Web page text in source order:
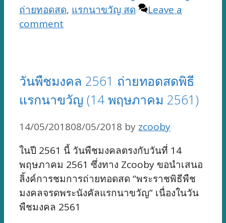
ถ่ายทอดสด, แรกนาขวัญ สด
Leave a
comment
วันพืชมงคล 2561 ถ่ายทอดสดพิธี
แรกนาขวัญ (14 พฤษภาคม 2561)
14/05/201808/05/2018 by zcooby
ในปี 2561 นี้ วันพืชมงคลตรงกับวันที่ 14
พฤษภาคม 2561 ซึ่งทาง Zcooby ขอนำเสนอ
ลิ้งค์การชมการถ่ายทอดสด “พระราชพิธีพืช
มงคลจรดพระนังคัลแรกนาขวัญ” เนื่องในวัน
พืชมงคล 2561